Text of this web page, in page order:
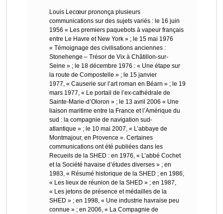
Louis Lecœur prononça plusieurs
communications sur des sujets variés : le 16 juin
1956 « Les premiers paquebots à vapeur français
entre Le Havre et New York » ; le 15 mai 1976
« Témoignage des civilisations anciennes :
Stonehenge – Trésor de Vix à Châtillon-sur-
Seine » ; le 18 décembre 1976 : « Une étape sur
la route de Compostelle » ; le 15 janvier
1977, « Causerie sur l’art roman en Béarn » ; le 19
mars 1977, « Le portail de l’ex-cathédrale de
Sainte-Marie-d’Oloron » ; le 13 avril 2006 « Une
liaison maritime entre la France et l’Amérique du
sud : la compagnie de navigation sud-
atlantique » ; le 10 mai 2007, « L’abbaye de
Montmajour, en Provence ». Certaines
communications ont été publiées dans les
Recueils de la SHED : en 1976, « L’abbé Cochet
et la Société havaise d’études diverses » ; en
1983, « Résumé historique de la SHED ; en 1986,
« Les lieux de réunion de la SHED » ; en 1987,
« Les jetons de présence et médailles de la
SHED » ; en 1998, « Une industrie havraise peu
connue » ; en 2006, « La Compagnie de